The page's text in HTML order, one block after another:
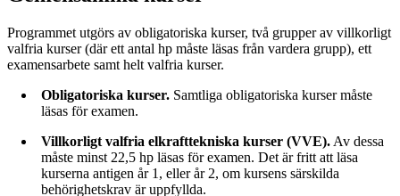
Programmet utgörs av obligatoriska kurser, två grupper av villkorligt
valfria kurser (där ett antal hp måste läsas från vardera grupp), ett
examensarbete samt helt valfria kurser.
Obligatoriska kurser. Samtliga obligatoriska kurser måste
läsas för examen.
Villkorligt valfria elkrafttekniska kurser (VVE). Av dessa
måste minst 22,5 hp läsas för examen. Det är fritt att läsa
kurserna antigen år 1, eller år 2, om kursens särskilda
behörighetskrav är uppfyllda.